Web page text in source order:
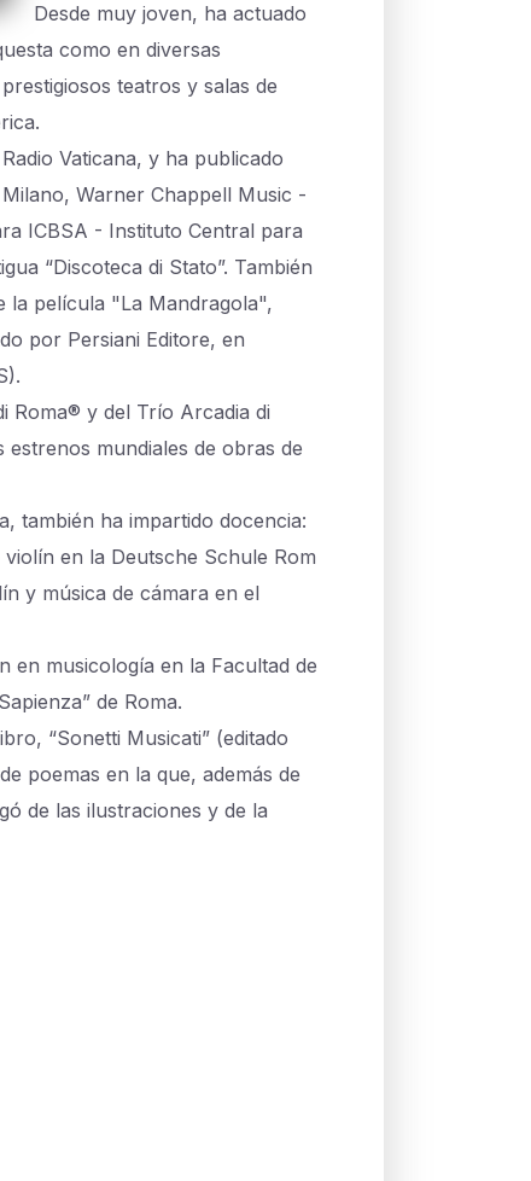
Desde muy joven, ha actuado
como en diversas
teatros y salas de
Vaticana, y ha publicado
Warner Chappell Music -
ICBSA - Instituto Central para
“Discoteca di Stato”. También
la película "La Mandragola",
por Persiani Editore, en
Roma® y del Trío Arcadia di
mundiales de obras de
también ha impartido docencia:
en la Deutsche Schule Rom
y música de cámara en el
en musicología en la Facultad de
de Roma.
“Sonetti Musicati” (editado
poemas en la que, además de
de las ilustraciones y de la